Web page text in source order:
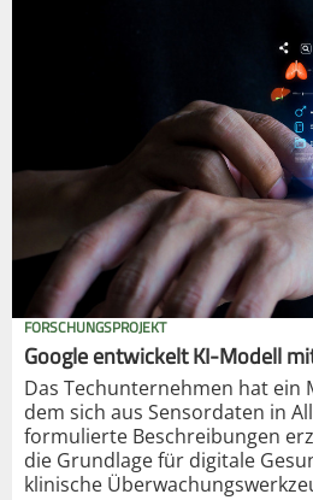
FORSCHUNGSPROJEKT
Google entwickelt KI-Modell
Das Techunternehmen hat ein
dem sich aus Sensordaten in
formulierte Beschreibungen
die Grundlage für digitale
klinische